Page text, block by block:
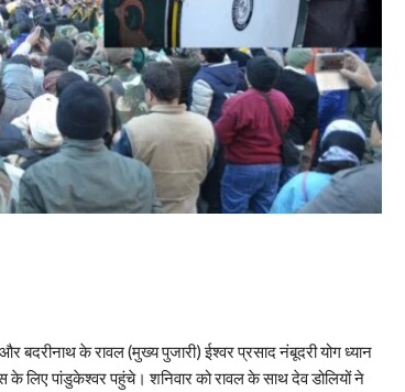
बदरीनाथ के रावल (मुख्य पुजारी) ईश्वर प्रसाद नंबूदरी योग ध्यान
के लिए पांडुकेश्वर पहुंचे। शनिवार को रावल के साथ देव डोलियों ने